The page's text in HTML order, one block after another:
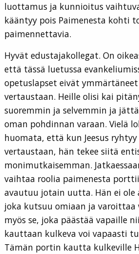
luottamus ja kunnioitus
kääntyy pois Paimenesta kohti
paimennettavia.
Hyvät edustajakollegat. On
että tässä luetussa
opetuslapset eivät
vertaustaan. Heille olisi kai
suoremmin ja selvemmin ja
oman pohdinnan varaan. Vielä
huomata, että kun Jeesus
vertaustaan, hän tekee siitä
monimutkaisemman.
vaihtaa roolia paimenesta
avautuu jotain uutta. Hän ei ole
joka kutsuu omiaan ja varoittaa
myös se, joka päästää vapaille
kauttaan kulkeva voi vapaasti
Tämän portin kautta kulkeville